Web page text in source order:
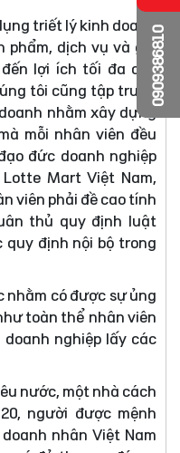
triết lý kinh doanh
phẩm, dịch vụ và giá
lợi ích tối đa cho
tôi cũng tập trung
nhằm xây dựng
mỗi nhân viên đều
đức doanh nghiệp
Mart Việt Nam,
viên phải đề cao tính
thủ quy định luật
quy định nội bộ trong
nhằm có được sự ủng
toàn thể nhân viên
nghiệp lấy các
nước, một nhà cách
người được mệnh
nhân Việt Nam
0909386810